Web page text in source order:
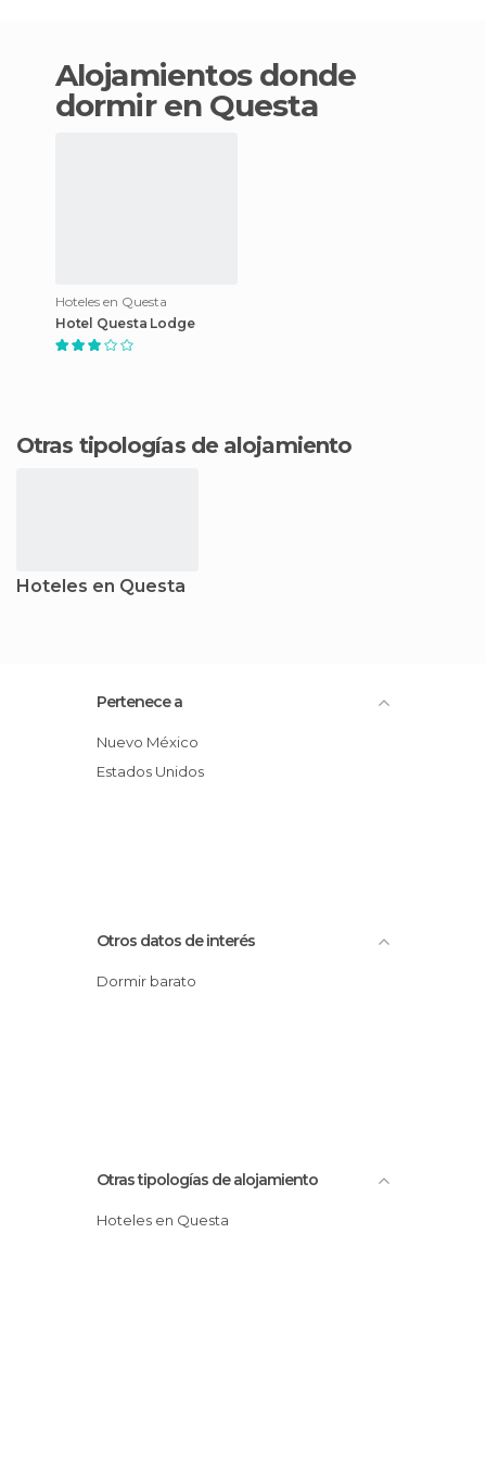
Alojamientos donde
dormir en Questa
Hoteles en Questa
Hotel Questa Lodge
Otras tipologías de alojamiento
Hoteles en Questa
Pertenece a
Nuevo México
Estados Unidos
Otros datos de interés
Dormir barato
Otras tipologías de alojamiento
Hoteles en Questa